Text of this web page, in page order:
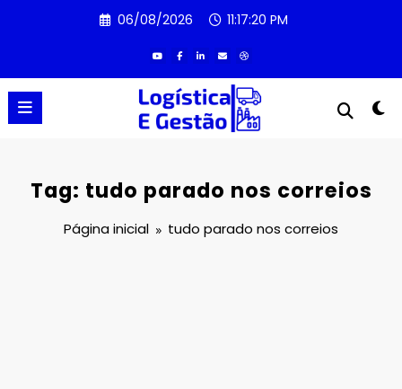
06/08/2026 11:17:20 PM
Tag: tudo parado nos correios
Página inicial tudo parado nos correios